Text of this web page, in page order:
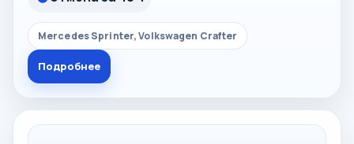
Mercedes Sprinter, Volkswagen Crafter
Подробнее